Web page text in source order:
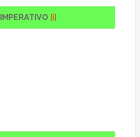
IMPERATIVO [i]